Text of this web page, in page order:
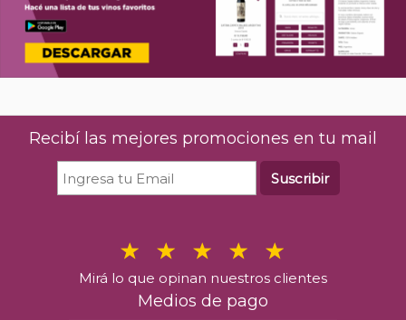
Recibí las mejores promociones en tu mail
Suscribir
Mirá lo que opinan nuestros clientes
Medios de pago